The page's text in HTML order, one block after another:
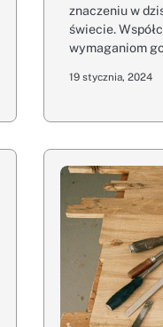
znaczeniu w
świecie.
wymaganiom
19 stycznia, 2024